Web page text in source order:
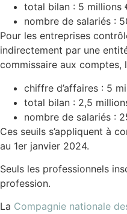
total bilan : 5 millions
nombre de salariés :
Pour les entreprises
indirectement par une
commissaire aux comptes,
chiffre d’affaires : 5
total bilan : 2,5
nombre de salariés :
Ces seuils s’appliquent à
au 1er janvier 2024.
Seuls les professionnels
profession.
La Compagnie nationale